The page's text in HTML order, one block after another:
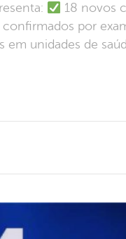
18 novos
confirmados por
em unidades de